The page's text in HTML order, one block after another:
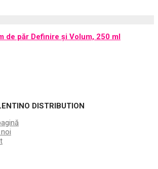
de păr Definire și Volum, 250 ml
DISTRIBUTION